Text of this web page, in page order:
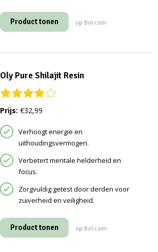
Product tonen op Bol.com
Oly Pure Shilajit Resin
Prijs: €32,99
Verhoogt energie en
uithoudingsvermogen.
Verbetert mentale helderheid en
focus.
Zorgvuldig getest door derden voor
zuiverheid en veiligheid.
Product tonen op Bol.com